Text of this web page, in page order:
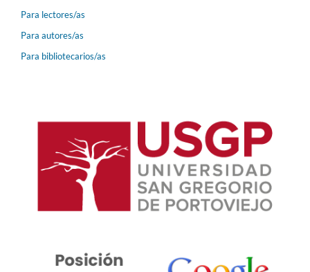
Para lectores/as
Para autores/as
Para bibliotecarios/as